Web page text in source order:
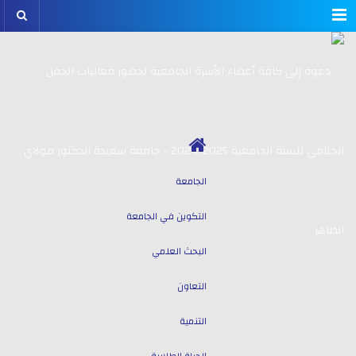
Menu
الجامعة
التكوين في الجامعة
البحث العلمي
التعاون
التنمية